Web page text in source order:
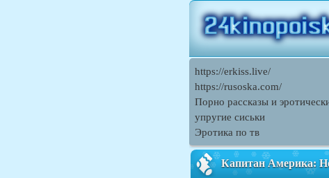
https://erkiss.live/
https://rusoska.com/
Порно рассказы и
упругие сиськи
Эротика по тв
Капитан Америка: